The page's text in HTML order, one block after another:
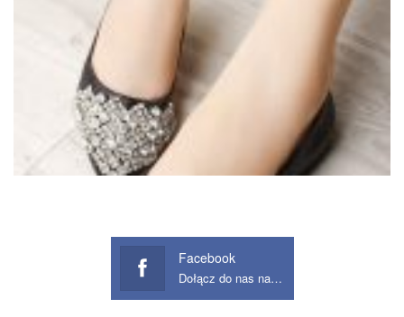
Facebook
Dołącz do nas na Facebook